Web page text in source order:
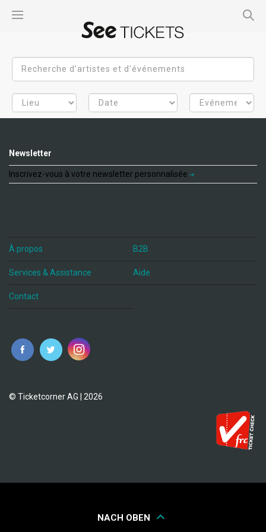
Newsletter
Inscrivez-vous à votre newsletter personnalisée
À propos B2B
Services & Assistance Aide
Contact
fr
© Ticketcorner AG | 2026
NACH OBEN